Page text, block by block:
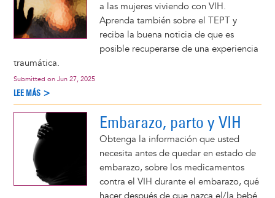
a las mujeres viviendo con VIH.
Aprenda también sobre el TEPT y
reciba la buena noticia de que es
posible recuperarse de una experiencia
traumática.
Submitted on Jun 27, 2025
LEE MÁS >
Embarazo, parto y VIH
Obtenga la información que usted
necesita antes de quedar en estado de
embarazo, sobre los medicamentos
contra el VIH durante el embarazo, qué
hacer después de que nazca el/la bebé